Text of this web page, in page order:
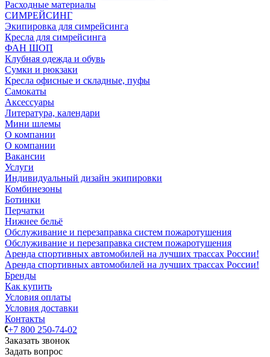
Расходные материалы
СИМРЕЙСИНГ
Экипировка для симрейсинга
Кресла для симрейсинга
ФАН ШОП
Клубная одежда и обувь
Сумки и рюкзаки
Кресла офисные и складные, пуфы
Самокаты
Аксессуары
Литература, календари
Мини шлемы
О компании
О компании
Вакансии
Услуги
Индивидуальный дизайн экипировки
Комбинезоны
Ботинки
Перчатки
Нижнее бельё
Обслуживание и перезаправка систем пожаротушения
Обслуживание и перезаправка систем пожаротушения
Аренда спортивных автомобилей на лучших трассах России!
Аренда спортивных автомобилей на лучших трассах России!
Бренды
Как купить
Условия оплаты
Условия доставки
Контакты
+7 800 250-74-02
Заказать звонок
Задать вопрос